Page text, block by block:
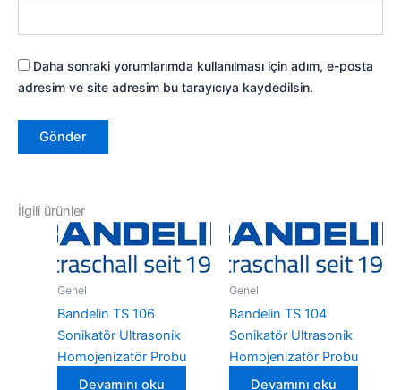
Daha sonraki yorumlarımda kullanılması için adım, e-posta
adresim ve site adresim bu tarayıcıya kaydedilsin.
İlgili ürünler
Genel
Bandelin TS 106
Sonikatör Ultrasonik
Homojenizatör Probu
Devamını oku
Genel
Bandelin TS 104
Sonikatör Ultrasonik
Homojenizatör Probu
Devamını oku